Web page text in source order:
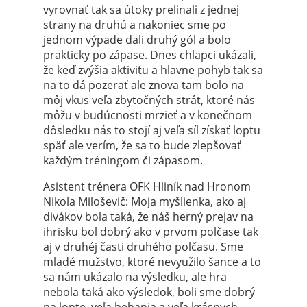
vyrovnať tak sa útoky prelinali z jednej
strany na druhú a nakoniec sme po
jednom výpade dali druhý gól a bolo
prakticky po zápase. Dnes chlapci ukázali,
že keď zvýšia aktivitu a hlavne pohyb tak sa
na to dá pozerať ale znova tam bolo na
môj vkus veľa zbytočných strát, ktoré nás
môžu v budúcnosti mrzieť a v konečnom
dôsledku nás to stojí aj veľa síl získať loptu
späť ale verím, že sa to bude zlepšovať
každým tréningom či zápasom.
Asistent trénera OFK Hliník nad Hronom
Nikola Miloševič: Moja myšlienka, ako aj
divákov bola taká, že náš herný prejav na
ihrisku bol dobrý ako v prvom polčase tak
aj v druhéj časti druhého polčasu. Sme
mladé mužstvo, ktoré nevyužilo šance a to
sa nám ukázalo na výsledku, ale hra
nebola taká ako výsledok, boli sme dobrý